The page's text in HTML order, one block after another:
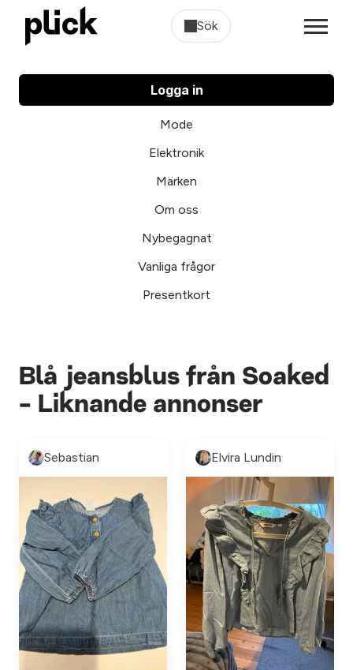
Sök
Logga in
Mode
Elektronik
Märken
Om oss
Nybegagnat
Vanliga frågor
Presentkort
Blå jeansblus från Soaked
- Liknande annonser
Sebastian Elvira Lundin